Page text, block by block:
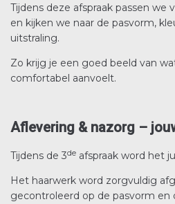
Tijdens deze afspraak passen we
en kijken we naar de pasvorm,
uitstraling.
Zo krijg je een goed beeld van
comfortabel aanvoelt.
Aflevering & nazorg –
Tijdens de 3de afspraak word het
Het haarwerk word zorgvuldig
gecontroleerd op de pasvorm en